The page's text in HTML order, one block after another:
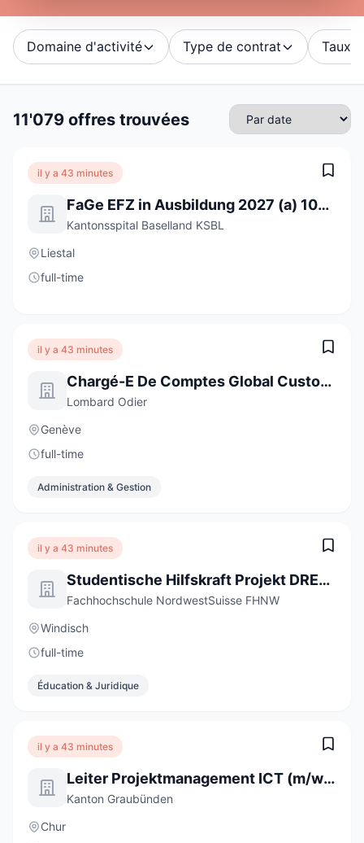
Domaine d'activité Type de contrat Taux
11'079 offres trouvées
il y a 43 minutes
FaGe EFZ in Ausbildung 2027 (a) 100%
Kantonsspital Baselland KSBL
Liestal
full-time
il y a 43 minutes
Chargé-E De Comptes Global Custody
Lombard Odier
Genève
full-time
Administration & Gestion
il y a 43 minutes
Studentische Hilfskraft Projekt DREAMS - Digitale Professionsentwicklung und Bildungsinnovation (20-40 %)
Fachhochschule NordwestSuisse FHNW
Windisch
full-time
Éducation & Juridique
il y a 43 minutes
Leiter Projektmanagement ICT (m/w/d)
Kanton Graubünden
Chur